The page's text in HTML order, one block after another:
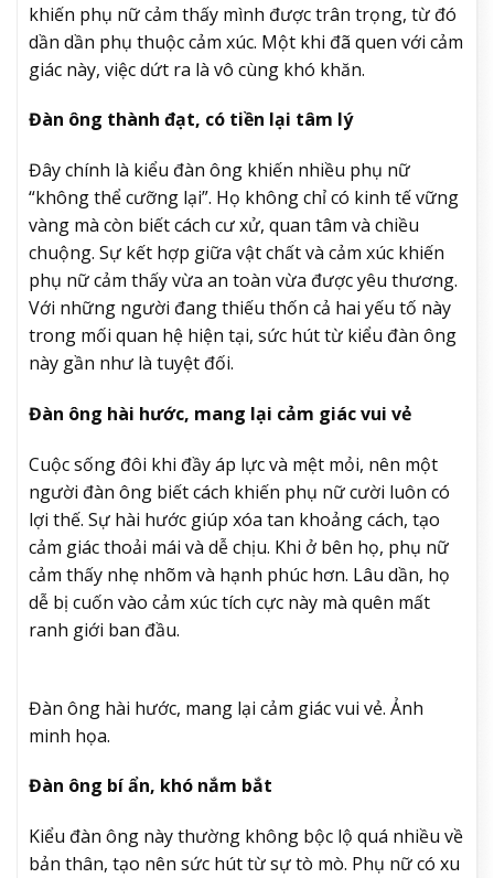
khiến phụ nữ cảm thấy mình được trân trọng, từ đó
dần dần phụ thuộc cảm xúc. Một khi đã quen với cảm
giác này, việc dứt ra là vô cùng khó khăn.
Đàn ông thành đạt, có tiền lại tâm lý
Đây chính là kiểu đàn ông khiến nhiều phụ nữ
“không thể cưỡng lại”. Họ không chỉ có kinh tế vững
vàng mà còn biết cách cư xử, quan tâm và chiều
chuộng. Sự kết hợp giữa vật chất và cảm xúc khiến
phụ nữ cảm thấy vừa an toàn vừa được yêu thương.
Với những người đang thiếu thốn cả hai yếu tố này
trong mối quan hệ hiện tại, sức hút từ kiểu đàn ông
này gần như là tuyệt đối.
Đàn ông hài hước, mang lại cảm giác vui vẻ
Cuộc sống đôi khi đầy áp lực và mệt mỏi, nên một
người đàn ông biết cách khiến phụ nữ cười luôn có
lợi thế. Sự hài hước giúp xóa tan khoảng cách, tạo
cảm giác thoải mái và dễ chịu. Khi ở bên họ, phụ nữ
cảm thấy nhẹ nhõm và hạnh phúc hơn. Lâu dần, họ
dễ bị cuốn vào cảm xúc tích cực này mà quên mất
ranh giới ban đầu.
Đàn ông hài hước, mang lại cảm giác vui vẻ. Ảnh
minh họa.
Đàn ông bí ẩn, khó nắm bắt
Kiểu đàn ông này thường không bộc lộ quá nhiều về
bản thân, tạo nên sức hút từ sự tò mò. Phụ nữ có xu